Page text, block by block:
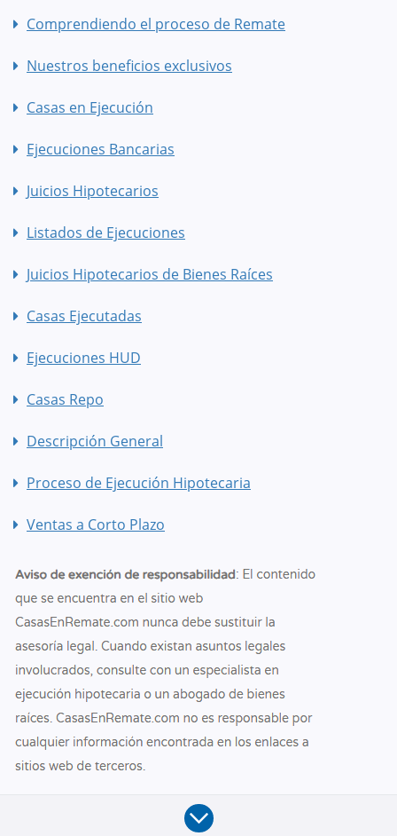
Comprendiendo el proceso de Remate
Nuestros beneficios exclusivos
Casas en Ejecución
Ejecuciones Bancarias
Juicios Hipotecarios
Listados de Ejecuciones
Juicios Hipotecarios de Bienes Raíces
Casas Ejecutadas
Ejecuciones HUD
Casas Repo
Descripción General
Proceso de Ejecución Hipotecaria
Ventas a Corto Plazo